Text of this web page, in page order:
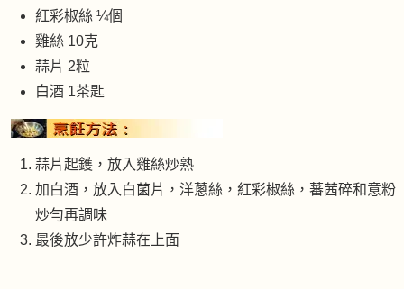
紅彩椒絲 ¼個
雞絲 10克
蒜片 2粒
白酒 1茶匙
蒜片起鑊，放入雞絲炒熟
加白酒，放入白菌片，洋蔥絲，紅彩椒絲，蕃茜碎和意粉
炒勻再調味
最後放少許炸蒜在上面